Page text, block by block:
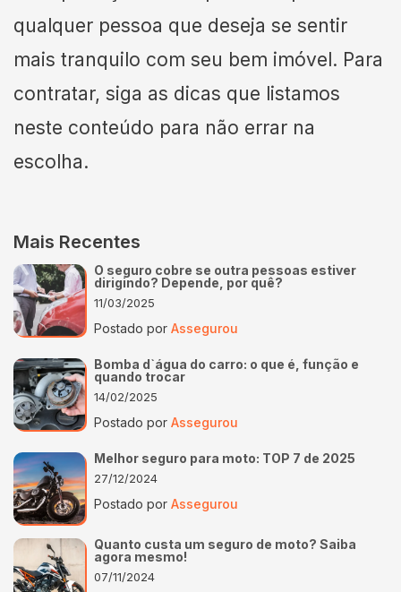
qualquer pessoa que deseja se sentir
mais tranquilo com seu bem imóvel. Para
contratar, siga as dicas que listamos
neste conteúdo para não errar na
escolha.
Mais Recentes
O seguro cobre se outra pessoas estiver
dirigindo? Depende, por quê?
11/03/2025
Postado por Assegurou
Bomba d`água do carro: o que é, função e
quando trocar
14/02/2025
Postado por Assegurou
Melhor seguro para moto: TOP 7 de 2025
27/12/2024
Postado por Assegurou
Quanto custa um seguro de moto? Saiba
agora mesmo!
07/11/2024